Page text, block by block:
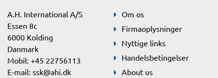
A.H. International A/S
Essen 8c
6000 Kolding
Danmark
Mobil: +45 22756113
E-mail: ssk@ahi.dk
Om os
Firmaoplysninger
Nyttige links
Handelsbetingelser
About us